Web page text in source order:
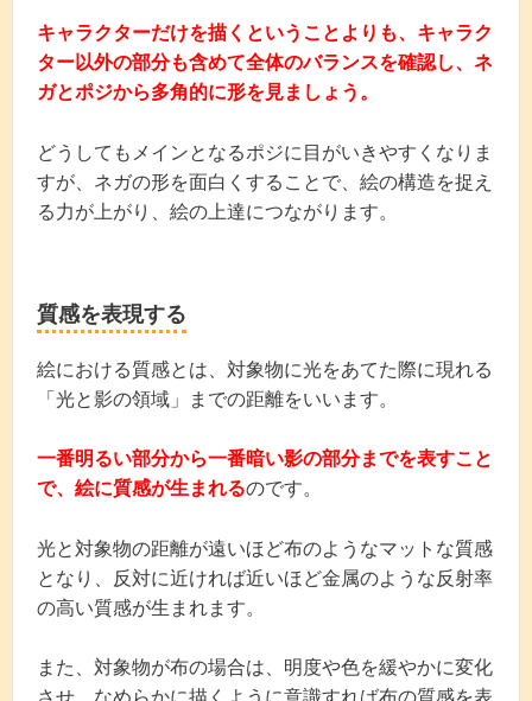
キャラクターだけを描くということよりも、キャラク
ター以外の部分も含めて全体のバランスを確認し、ネ
ガとポジから多角的に形を見ましょう。
どうしてもメインとなるポジに目がいきやすくなりま
すが、ネガの形を面白くすることで、絵の構造を捉え
る力が上がり、絵の上達につながります。
質感を表現する
絵における質感とは、対象物に光をあてた際に現れる
「光と影の領域」までの距離をいいます。
一番明るい部分から一番暗い影の部分までを表すこと
で、絵に質感が生まれるのです。
光と対象物の距離が遠いほど布のようなマットな質感
となり、反対に近ければ近いほど金属のような反射率
の高い質感が生まれます。
また、対象物が布の場合は、明度や色を緩やかに変化